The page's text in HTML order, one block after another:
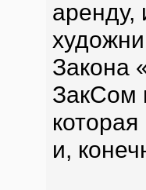
аренду,
Закона
ЗакСом
и,